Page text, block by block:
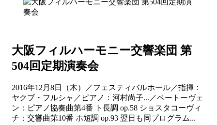
大阪フィルハーモニー交響楽団 第
504回定期演奏会
2016年12月8日（木）／フェスティバルホール／指揮：
ヤクブ・フルシャ／ピアノ：河村尚子...／ベートーヴェ
ン：ピアノ協奏曲第4番 ト長調 op.58 ショスタコーヴィ
チ：交響曲第10番 ホ短調 op.93 翌日も同プログラム...